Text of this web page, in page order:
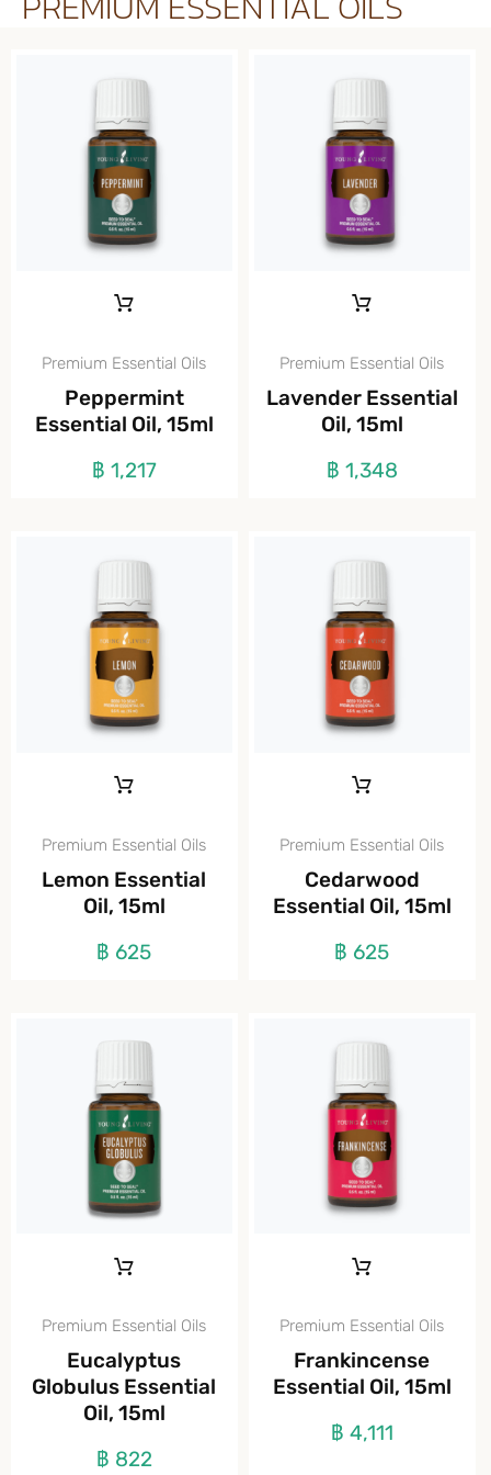
Premium Essential Oils
Peppermint
Essential Oil, 15ml
฿ 1,217
Premium Essential Oils
Lavender Essential
Oil, 15ml
฿ 1,348
Premium Essential Oils
Lemon Essential
Oil, 15ml
฿ 625
Premium Essential Oils
Cedarwood
Essential Oil, 15ml
฿ 625
Premium Essential Oils
Eucalyptus
Globulus Essential
Oil, 15ml
฿ 822
Premium Essential Oils
Frankincense
Essential Oil, 15ml
฿ 4,111